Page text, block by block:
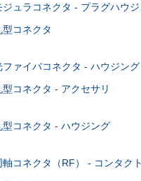
ジュラコネクタ - プラグハウ
型コネクタ
ファイバコネクタ - ハウジング
型コネクタ - アクセサリ
型コネクタ - ハウジング
軸コネクタ（RF） - コンタクト